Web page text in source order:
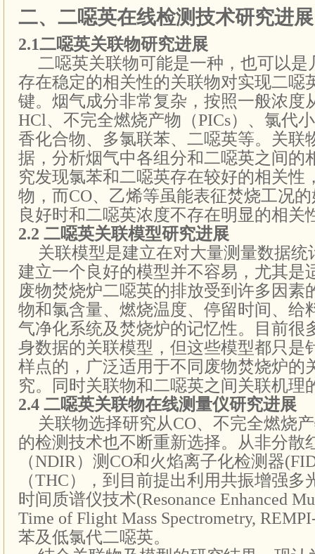
二、二噁英在线检测技术研究进展
2.1二噁英关联物研究进展
二噁英关联物可能是一种，也可以是
存在稳定的相关性的关联物对实现二噁
键。 烟气成分非常复杂，按照一般浓度
HCl、不完全燃烧产物（PICs）、氯代
香化合物、多氯联苯、二噁英等。关联
据，分析烟气中各组分和二噁英之间的
究发现氯苯和二噁英存在较好的相关性
物，而CO、乙烯等虽能表征焚烧工况
良好时和二噁英浓度不存在明显的相关
2.2 二噁英关联模型研究进展
关联模型是建立在对大量测量数据
建立一个良好的模型并不容易，尤其是
废物焚烧炉二噁英的排放受到许多因素
物和氯含量、燃烧温度、停留时间、给
气净化系统及焚烧炉的记忆性。目前很
身数据的关联模型，但这些模型都只是
样点的，广泛适用于不同废物焚烧炉的
究。同时关联物和二噁英之间关联机理
2.4 二噁英关联物在线测量仪研究进展
关联物选择研究从CO、不完全燃烧
的检测技术也不断重新选择。从非分散
（NDIR）测CO和火焰离子化检测器
（THC），到目前提出利用共振增强
时间质谱仪技术(Resonance Enhanced
Time of Flight Mass Spectrometry,
苯及低氯代二噁英。